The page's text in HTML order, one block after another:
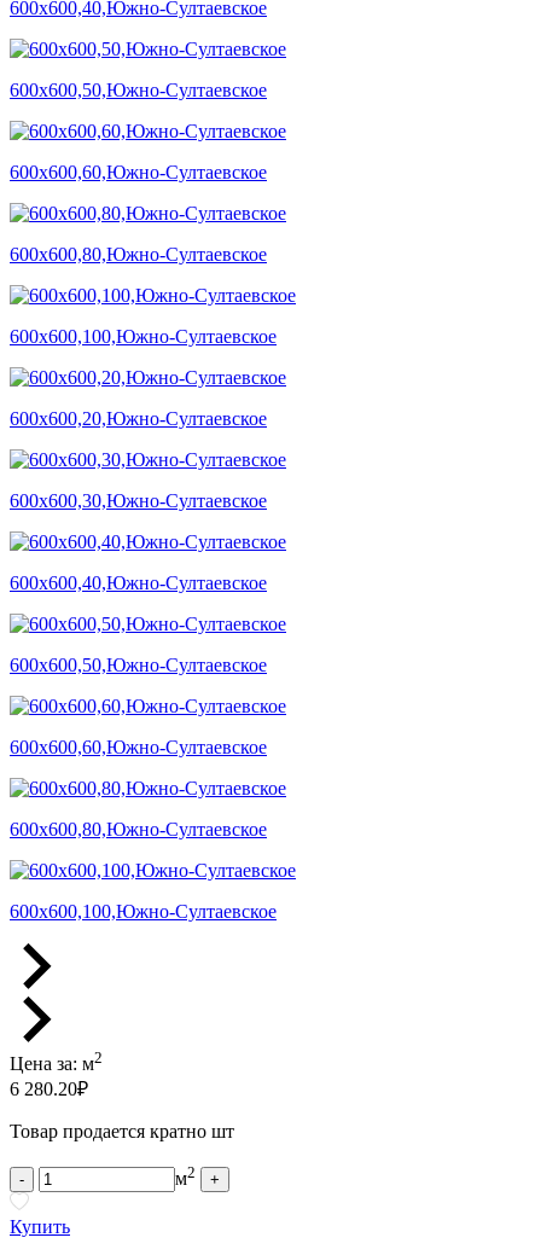
600х600,40,Южно-Султаевское
600х600,50,Южно-Султаевское
600х600,60,Южно-Султаевское
600х600,80,Южно-Султаевское
600х600,100,Южно-Султаевское
600х600,20,Южно-Султаевское
600х600,30,Южно-Султаевское
600х600,40,Южно-Султаевское
600х600,50,Южно-Султаевское
600х600,60,Южно-Султаевское
600х600,80,Южно-Султаевское
600х600,100,Южно-Султаевское
Цена за: м2
6 280.20₽
Товар продается кратно шт
- м2 +
Купить